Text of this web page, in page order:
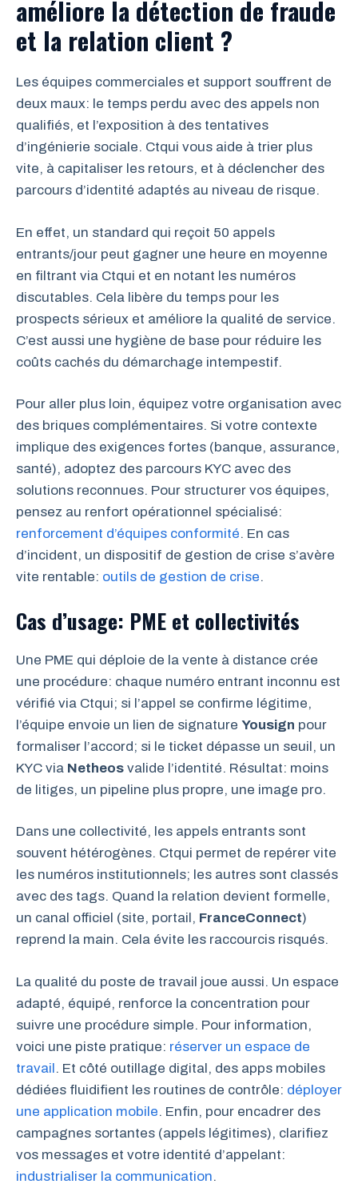
améliore la détection de fraude
et la relation client ?
Les équipes commerciales et support souffrent de
deux maux: le temps perdu avec des appels non
qualifiés, et l’exposition à des tentatives
d’ingénierie sociale. Ctqui vous aide à trier plus
vite, à capitaliser les retours, et à déclencher des
parcours d’identité adaptés au niveau de risque.
En effet, un standard qui reçoit 50 appels
entrants/jour peut gagner une heure en moyenne
en filtrant via Ctqui et en notant les numéros
discutables. Cela libère du temps pour les
prospects sérieux et améliore la qualité de service.
C’est aussi une hygiène de base pour réduire les
coûts cachés du démarchage intempestif.
Pour aller plus loin, équipez votre organisation avec
des briques complémentaires. Si votre contexte
implique des exigences fortes (banque, assurance,
santé), adoptez des parcours KYC avec des
solutions reconnues. Pour structurer vos équipes,
pensez au renfort opérationnel spécialisé:
renforcement d’équipes conformité. En cas
d’incident, un dispositif de gestion de crise s’avère
vite rentable: outils de gestion de crise.
Cas d’usage: PME et collectivités
Une PME qui déploie de la vente à distance crée
une procédure: chaque numéro entrant inconnu est
vérifié via Ctqui; si l’appel se confirme légitime,
l’équipe envoie un lien de signature Yousign pour
formaliser l’accord; si le ticket dépasse un seuil, un
KYC via Netheos valide l’identité. Résultat: moins
de litiges, un pipeline plus propre, une image pro.
Dans une collectivité, les appels entrants sont
souvent hétérogènes. Ctqui permet de repérer vite
les numéros institutionnels; les autres sont classés
avec des tags. Quand la relation devient formelle,
un canal officiel (site, portail, FranceConnect)
reprend la main. Cela évite les raccourcis risqués.
La qualité du poste de travail joue aussi. Un espace
adapté, équipé, renforce la concentration pour
suivre une procédure simple. Pour information,
voici une piste pratique: réserver un espace de
travail. Et côté outillage digital, des apps mobiles
dédiées fluidifient les routines de contrôle: déployer
une application mobile. Enfin, pour encadrer des
campagnes sortantes (appels légitimes), clarifiez
vos messages et votre identité d’appelant:
industrialiser la communication.